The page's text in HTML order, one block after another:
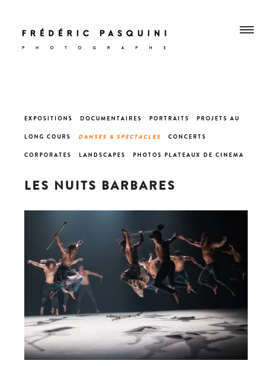
EXPOSITIONS DOCUMENTAIRES PORTRAITS PROJETS AU
LONG COURS DANSES & SPECTACLES CONCERTS
CORPORATES LANDSCAPES PHOTOS PLATEAUX DE CINEMA
LES NUITS BARBARES